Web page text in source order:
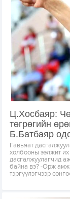
Ц.Хосбаяр:
төгрөгийн
Б.Батбаяр
Гавьяат
холбооны ээлжит
дасгалжуулагчид
байна вэ? -Орж
тэргүүлэгчээр